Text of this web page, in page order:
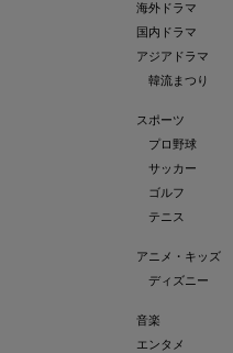
海外ドラマ
国内ドラマ
アジアドラマ
韓流まつり
スポーツ
プロ野球
サッカー
ゴルフ
テニス
アニメ・キッズ
ディズニー
音楽
エンタメ